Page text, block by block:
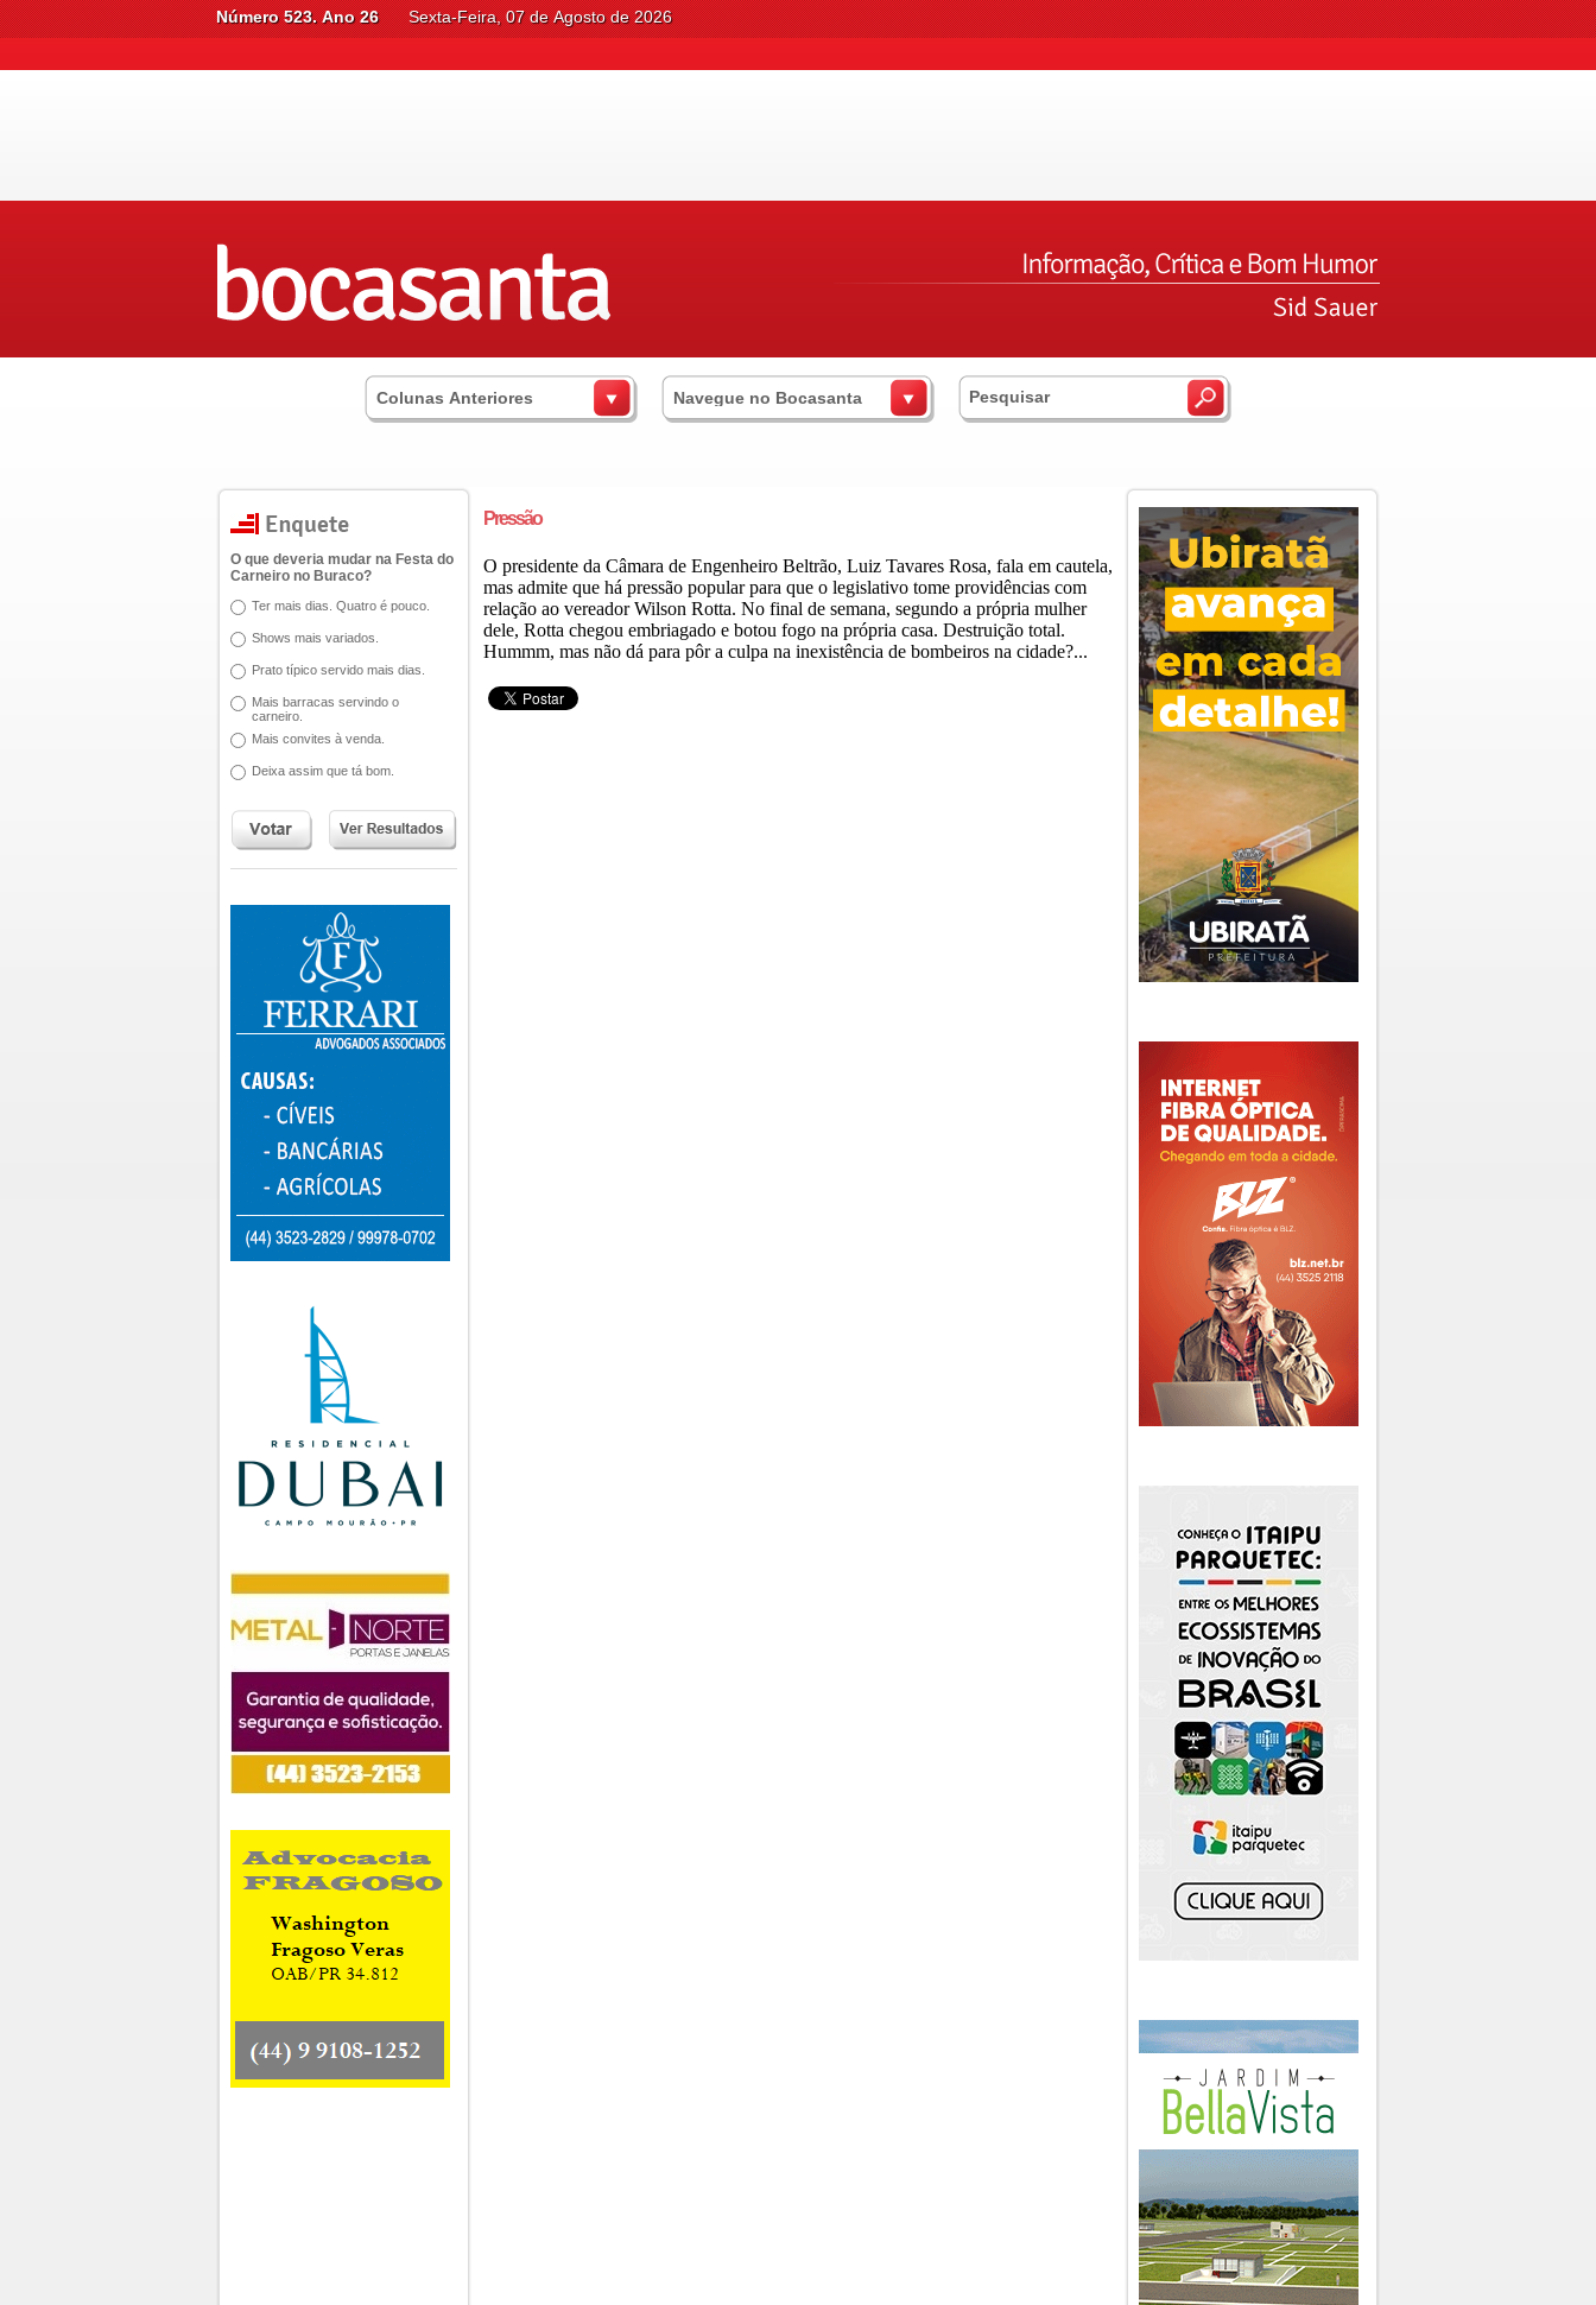
Número 523. Ano 26 Sexta-Feira, 07 de Agosto de 2026
Colunas Anteriores Navegue no Bocasanta
O que deveria mudar na Festa do
Carneiro no Buraco?
Ter mais dias. Quatro é pouco.
Shows mais variados.
Prato típico servido mais dias.
Mais barracas servindo o
carneiro.
Mais convites à venda.
Deixa assim que tá bom.
Pressão
O presidente da Câmara de Engenheiro Beltrão, Luiz Tavares Rosa, fala em cautela,
mas admite que há pressão popular para que o legislativo tome providências com
relação ao vereador Wilson Rotta. No final de semana, segundo a própria mulher
dele, Rotta chegou embriagado e botou fogo na própria casa. Destruição total.
Hummm, mas não dá para pôr a culpa na inexistência de bombeiros na cidade?...